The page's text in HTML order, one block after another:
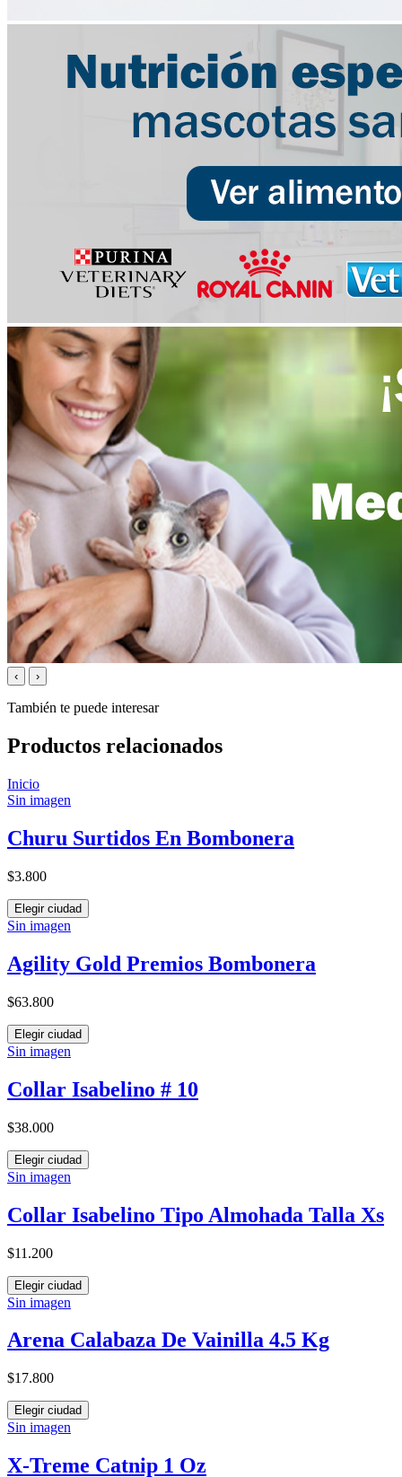
‹ ›
También te puede interesar
Productos relacionados
Inicio
Sin imagen
Churu Surtidos En Bombonera
$3.800
Elegir ciudad
Sin imagen
Agility Gold Premios Bombonera
$63.800
Elegir ciudad
Sin imagen
Collar Isabelino # 10
$38.000
Elegir ciudad
Sin imagen
Collar Isabelino Tipo Almohada Talla Xs
$11.200
Elegir ciudad
Sin imagen
Arena Calabaza De Vainilla 4.5 Kg
$17.800
Elegir ciudad
Sin imagen
X-Treme Catnip 1 Oz